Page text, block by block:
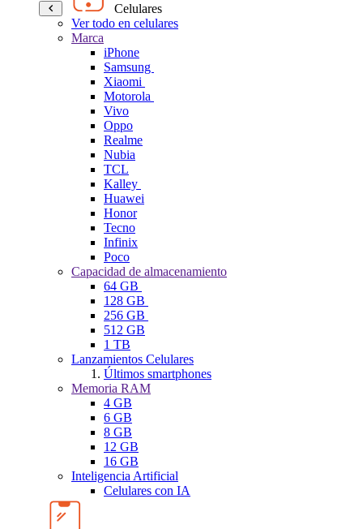
Celulares
Ver todo en celulares
Marca
iPhone
Samsung
Xiaomi
Motorola
Vivo
Oppo
Realme
Nubia
TCL
Kalley
Huawei
Honor
Tecno
Infinix
Poco
Capacidad de almacenamiento
64 GB
128 GB
256 GB
512 GB
1 TB
Lanzamientos Celulares
Últimos smartphones
Memoria RAM
4 GB
6 GB
8 GB
12 GB
16 GB
Inteligencia Artificial
Celulares con IA